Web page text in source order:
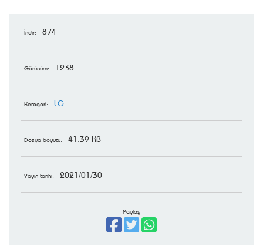
İndir: 874
Görünüm: 1238
Kategori: LG
Dosya boyutu: 41.39 KB
Yayın tarihi: 2021/01/30
Paylaş